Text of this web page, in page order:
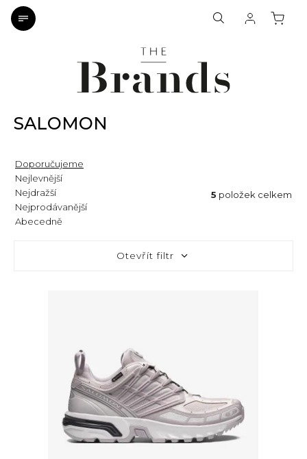
SALOMON
Doporučujeme
Nejlevnější
Nejdražší
Nejprodávanější
Abecedně
5 položek celkem
Otevřít filtr